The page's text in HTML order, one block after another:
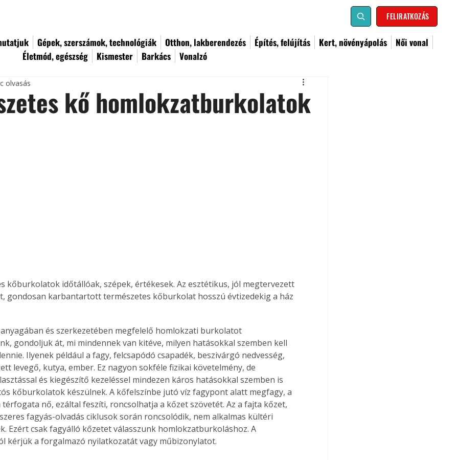
FELIRATKOZÁS
Gépek, szerszámok, technológiák Otthon, lakberendezés Építés, felújítás Kert, növényápolás
Női vonal
Életmód, egészség
Kismester Barkács Vonalzó
kő homlokzatburkolatok
olvasás
kőburkolatok időtállóak, szépek, értékesek. Az esztétikus, jól megtervezett
gondosan karbantartott természetes kőburkolat hosszú évtizedekig a ház
és szerkezetében megfelelő homlokzati burkolatot
gondoljuk át, mi mindennek van kitéve, milyen hatásokkal szemben kell
Ilyenek például a fagy, felcsapódó csapadék, beszivárgó nedvesség,
levegő, kutya, ember. Ez nagyon sokféle fizikai követelmény, de
és kiegészítő kezeléssel mindezen káros hatásokkal szemben is
kőburkolatok készülnek. A kőfelszínbe jutó víz fagypont alatt megfagy, a
nő, ezáltal feszíti, roncsolhatja a kőzet szövetét. Az a fajta kőzet,
fagyás-olvadás ciklusok során roncsolódik, nem alkalmas kültéri
Ezért csak fagyálló kőzetet válasszunk homlokzatburkoláshoz. A
kérjük a forgalmazó nyilatkozatát vagy műbizonylatot.